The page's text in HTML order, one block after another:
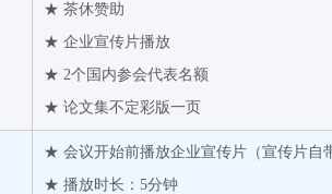
★ 茶休赞助
★ 企业宣传片播放
★ 2个国内参会代表名额
★ 论文集不定彩版一页
★ 会议开始前播放企业宣传片（宣传片自
★ 播放时长：5分钟